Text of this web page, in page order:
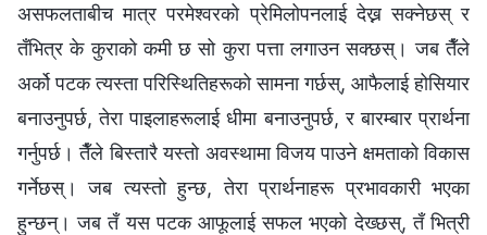
असफलताबीच मात्र परमेश्‍वरको प्रेमिलोपनलाई देख्न सक्‍नेछस् र
तँभित्र के कुराको कमी छ सो कुरा पत्ता लगाउन सक्छस्। जब तैँले
अर्को पटक त्यस्ता परिस्थितिहरूको सामना गर्छस्, आफैलाई होसियार
बनाउनुपर्छ, तेरा पाइलाहरूलाई धीमा बनाउनुपर्छ, र बारम्बार प्रार्थना
गर्नुपर्छ। तैँले बिस्तारै यस्तो अवस्थामा विजय पाउने क्षमताको विकास
गर्नेछस्। जब त्यस्तो हुन्छ, तेरा प्रार्थनाहरू प्रभावकारी भएका
हुन्छन्। जब तँ यस पटक आफूलाई सफल भएको देख्छस्, तँ भित्री